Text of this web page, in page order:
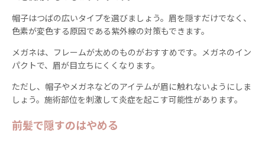
帽子はつばの広いタイプを選びましょう。眉を隠すだけでなく、
色素が変色する原因である紫外線の対策もできます。
メガネは、フレームが太めのものがおすすめです。メガネのイン
パクトで、眉が目立ちにくくなります。
ただし、帽子やメガネなどのアイテムが眉に触れないようにしま
しょう。施術部位を刺激して炎症を起こす可能性があります。
前髪で隠すのはやめる